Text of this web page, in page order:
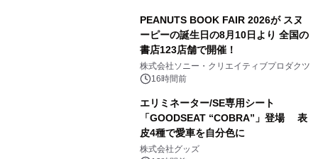
PEANUTS BOOK FAIR 2026が スヌ
ーピーの誕生日の8月10日より 全国の
書店123店舗で開催！
株式会社ソニー・クリエイティブプロダクツ
16時間前
エリミネーター/SE専用シート
「GOODSEAT “COBRA”」登場 表
皮4種で愛車を自分色に
株式会社グッズ